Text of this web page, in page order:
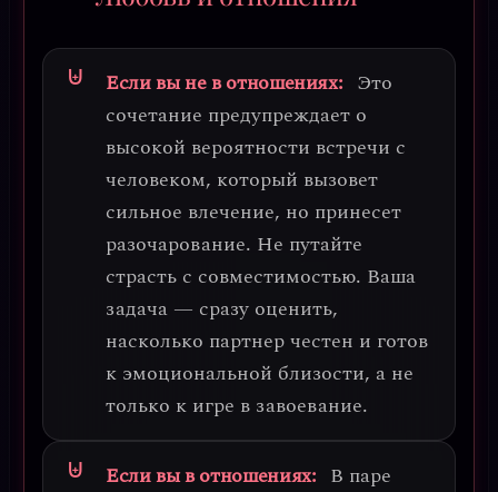
Если вы не в отношениях: Это
сочетание предупреждает о
высокой вероятности встречи с
человеком, который вызовет
сильное влечение, но принесет
разочарование. Не путайте
страсть с совместимостью. Ваша
задача — сразу оценить,
насколько партнер честен и готов
к эмоциональной близости, а не
только к игре в завоевание.
Если вы в отношениях: В паре